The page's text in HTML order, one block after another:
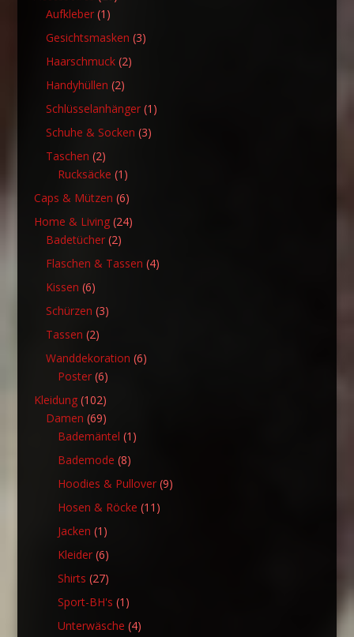
Aufkleber 1 1
Produkt
Gesichtsmasken 33
Haarschmuck 22
Handyhüllen 22
Produkte
Schlüsselanhänger 1 1
Schuhe & Socken 33
Taschen 22
Produkte
Rucksäcke 1 1
Produkt
Caps & Mützen 66
Produkte
Home & Living 2424
Badetücher 22
Produkte
Flaschen & Tassen 44
Kissen 66
Produkte
Schürzen 33
Tassen 22
Produkte
Wanddekoration 66
Poster 66
Produkte
Kleidung 102102
Produkte
Damen 6969
Produkte
Bademäntel 1 1
Bademode 88
Produkte
Hoodies & Pullover 99
Hosen & Röcke 11 11
Jacken 1 1
Produkt
Kleider 66
Produkte
Shirts 2727
Produkte
Sport-BH's 1 1
Produkt
Unterwäsche 44